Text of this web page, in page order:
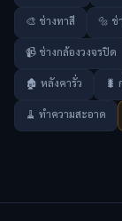
🎨 ช่างทาสี 🔩 ช่
📹 ช่างกล้องวงจรปิด
🏚️ หลังคารั่ว 🐛
🧹 ทำความสะอาด